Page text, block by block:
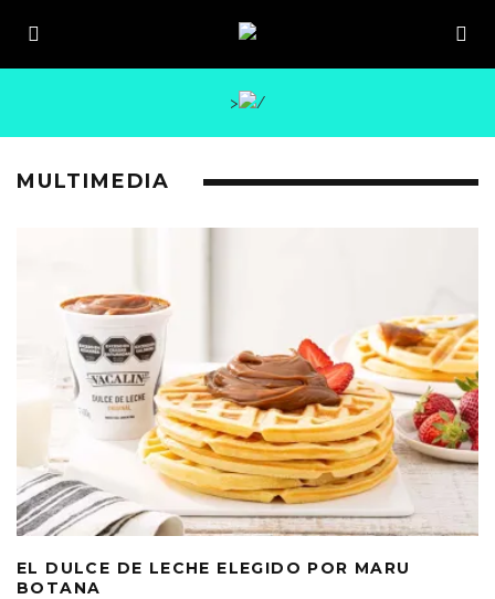
>
MULTIMEDIA
EL DULCE DE LECHE ELEGIDO POR MARU
BOTANA